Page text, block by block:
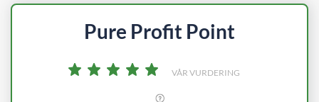
Pure Profit Point
VÅR VURDERING